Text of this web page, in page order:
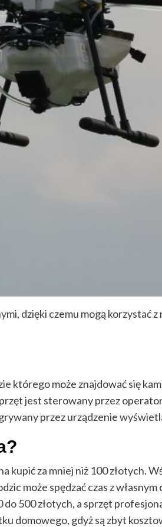
dzięki czemu mogą korzystać
którego może znajdować się
jest sterowany przez
przez urządzenie
kupić za mniej niż 100 złotych.
może spędzać czas z
500 złotych, a sprzęt
domowego, gdyż są zbyt